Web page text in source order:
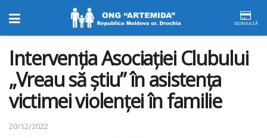
DONEAZĂ
Intervenția Asociației Clubului
„Vreau să știu” în asistența
victimei violenței în familie
20/12/2022